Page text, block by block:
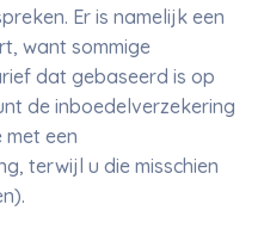
Er is namelijk een
want sommige
dat gebaseerd is op
de inboedelverzekering
een
terwijl u die misschien